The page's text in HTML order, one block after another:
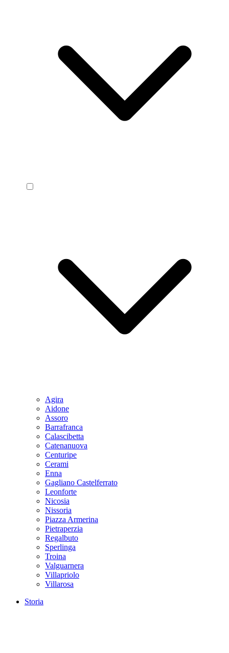
Agira
Aidone
Assoro
Barrafranca
Calascibetta
Catenanuova
Centuripe
Cerami
Enna
Gagliano Castelferrato
Leonforte
Nicosia
Nissoria
Piazza Armerina
Pietraperzia
Regalbuto
Sperlinga
Troina
Valguarnera
Villapriolo
Villarosa
Storia